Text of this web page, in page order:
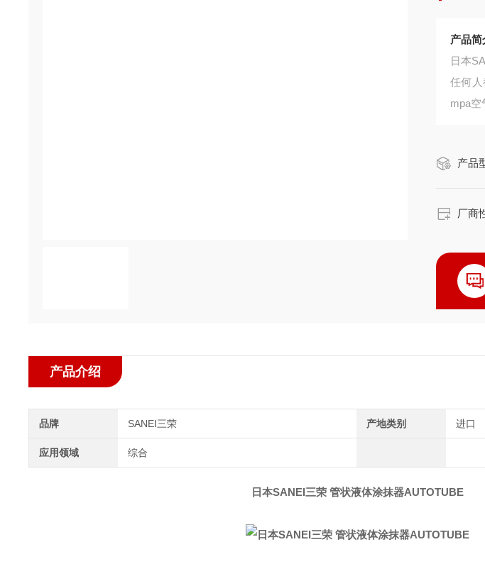
产品简
日本
任何
mpa空
使用最
由于
产品
厂商
产品介绍
品牌 SANEI三荣 产地类别 进口
应用领域 综合
日本SANEI三荣 管状液体涂抹器AUTOTUBE